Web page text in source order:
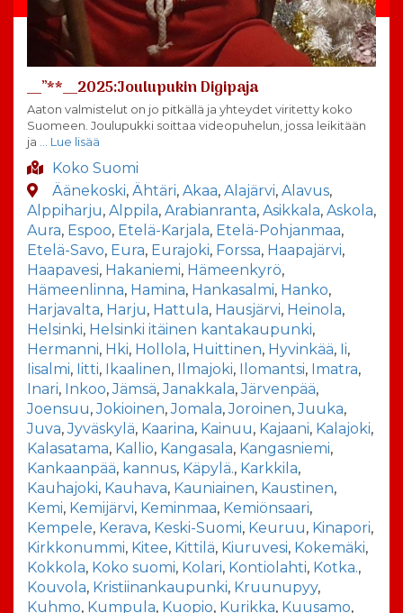
__”**__2025:Joulupukin Digipaja
Aaton valmistelut on jo pitkällä ja yhteydet viritetty koko
Suomeen. Joulupukki soittaa videopuhelun, jossa leikitään
ja … Lue lisää
Koko Suomi
Äänekoski, Ähtäri, Akaa, Alajärvi, Alavus,
Alppiharju, Alppila, Arabianranta, Asikkala, Askola,
Aura, Espoo, Etelä-Karjala, Etelä-Pohjanmaa,
Etelä-Savo, Eura, Eurajoki, Forssa, Haapajärvi,
Haapavesi, Hakaniemi, Hämeenkyrö,
Hämeenlinna, Hamina, Hankasalmi, Hanko,
Harjavalta, Harju, Hattula, Hausjärvi, Heinola,
Helsinki, Helsinki itäinen kantakaupunki,
Hermanni, Hki, Hollola, Huittinen, Hyvinkää, Ii,
Iisalmi, Iitti, Ikaalinen, Ilmajoki, Ilomantsi, Imatra,
Inari, Inkoo,Jämsä,Janakkala,Järvenpää,
Joensuu,Jokioinen,Jomala,Joroinen,Juuka,
Juva,Jyväskylä, Kaarina, Kainuu, Kajaani, Kalajoki,
Kalasatama, Kallio, Kangasala, Kangasniemi,
Kankaanpää, kannus, Käpylä., Karkkila,
Kauhajoki, Kauhava, Kauniainen, Kaustinen,
Kemi, Kemijärvi, Keminmaa, Kemiönsaari,
Kempele, Kerava, Keski-Suomi, Keuruu, Kinapori,
Kirkkonummi, Kitee, Kittilä, Kiuruvesi, Kokemäki,
Kokkola, Koko suomi, Kolari, Kontiolahti, Kotka.,
Kouvola, Kristiinankaupunki, Kruunupyy,
Kuhmo, Kumpula, Kuopio, Kurikka, Kuusamo,